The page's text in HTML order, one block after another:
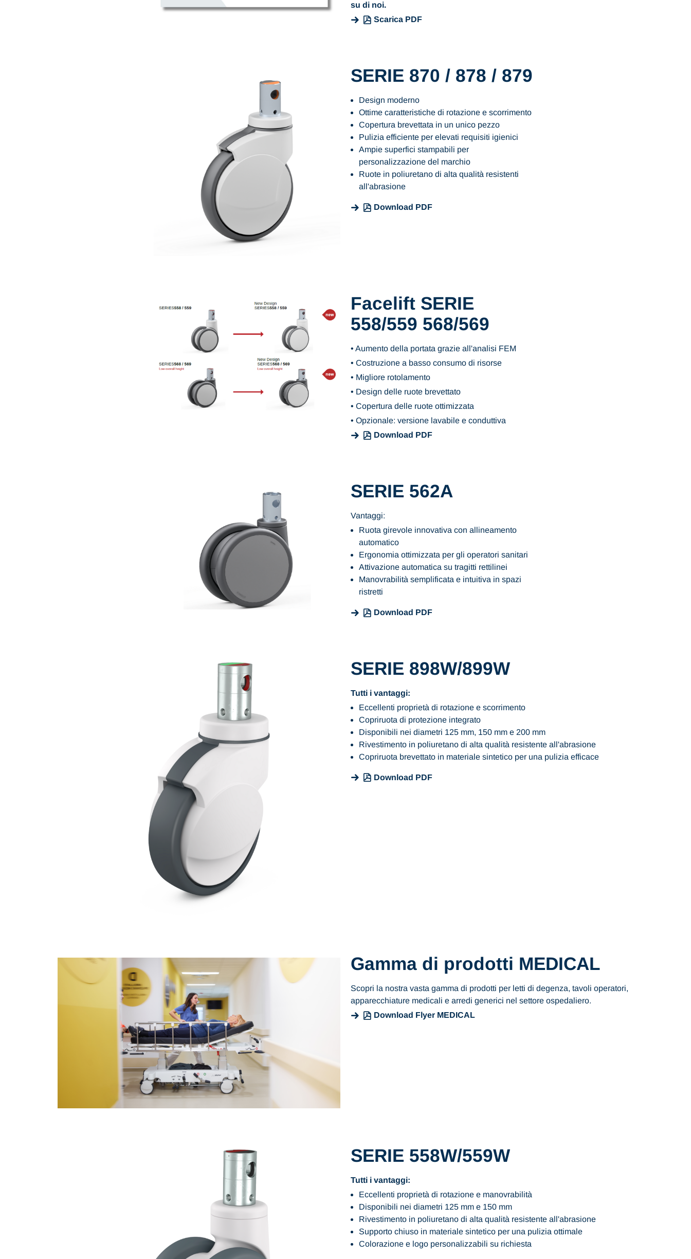
su di noi.
Scarica PDF
SERIE 870 / 878 / 879
Design moderno
Ottime caratteristiche di rotazione e scorrimento
Copertura brevettata in un unico pezzo
Pulizia efficiente per elevati requisiti igienici
Ampie superfici stampabili per
personalizzazione del marchio
Ruote in poliuretano di alta qualità resistenti
all'abrasione
Download PDF
Facelift SERIE
558/559 568/569
• Aumento della portata grazie all'analisi FEM
• Costruzione a basso consumo di risorse
• Migliore rotolamento
• Design delle ruote brevettato
• Copertura delle ruote ottimizzata
• Opzionale: versione lavabile e conduttiva
Download PDF
SERIE 562A
Vantaggi:
Ruota girevole innovativa con allineamento
automatico
Ergonomia ottimizzata per gli operatori sanitari
Attivazione automatica su tragitti rettilinei
Manovrabilità semplificata e intuitiva in spazi
ristretti
Download PDF
SERIE 898W/899W
Tutti i vantaggi:
Eccellenti proprietà di rotazione e scorrimento
Copriruota di protezione integrato
Disponibili nei diametri 125 mm, 150 mm e 200 mm
Rivestimento in poliuretano di alta qualità resistente all'abrasione
Copriruota brevettato in materiale sintetico per una pulizia efficace
Download PDF
Gamma di prodotti MEDICAL
Scopri la nostra vasta gamma di prodotti per letti di degenza, tavoli operatori,
apparecchiature medicali e arredi generici nel settore ospedaliero.
Download Flyer MEDICAL
SERIE 558W/559W
Tutti i vantaggi:
Eccellenti proprietà di rotazione e manovrabilità
Disponibili nei diametri 125 mm e 150 mm
Rivestimento in poliuretano di alta qualità resistente all'abrasione
Supporto chiuso in materiale sintetico per una pulizia ottimale
Colorazione e logo personalizzabili su richiesta